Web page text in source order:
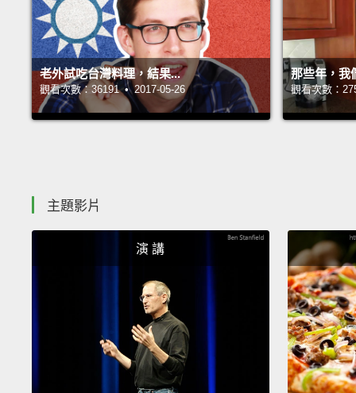
老外試吃台灣料理，結果...
觀看次數：36191 • 2017-05-26
那些年，我
觀看次數：
主題影片
演 講